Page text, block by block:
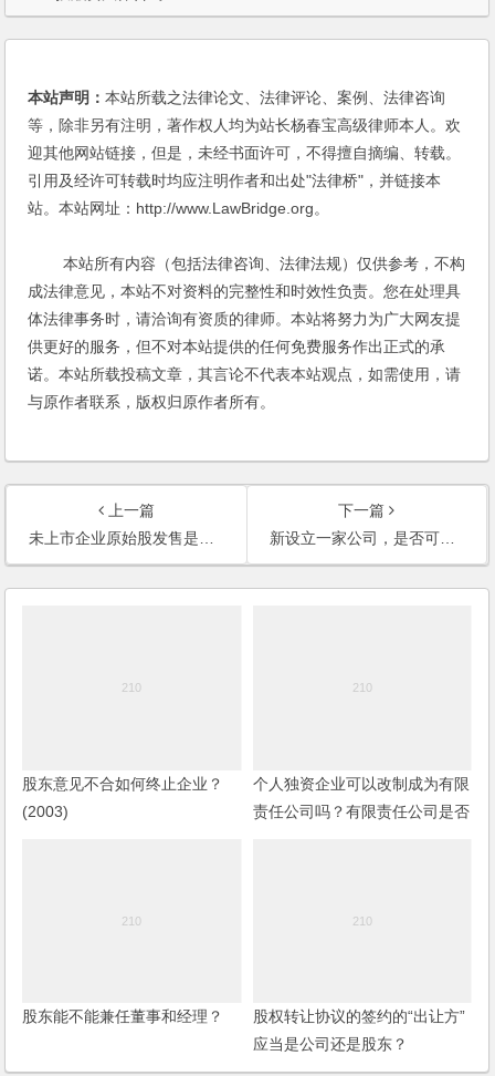
本站声明：本站所载之法律论文、法律评论、案例、法律咨询
等，除非另有注明，著作权人均为站长杨春宝高级律师本人。欢
迎其他网站链接，但是，未经书面许可，不得擅自摘编、转载。
引用及经许可转载时均应注明作者和出处"法律桥"，并链接本
站。本站网址：http://www.LawBridge.org。
本站所有内容（包括法律咨询、法律法规）仅供参考，不构
成法律意见，本站不对资料的完整性和时效性负责。您在处理具
体法律事务时，请洽询有资质的律师。本站将努力为广大网友提
供更好的服务，但不对本站提供的任何免费服务作出正式的承
诺。本站所载投稿文章，其言论不代表本站观点，如需使用，请
与原作者联系，版权归原作者所有。
上一篇
未上市企业原始股发售是否合法？受诈骗，如何维权？
下一篇
新设立一家公司，是否可以在全体股东同意的情况下用公司的资金投资股市？
股东意见不合如何终止企业？
(2003)
个人独资企业可以改制成为有限
责任公司吗？有限责任公司是否
股东能不能兼任董事和经理？
股权转让协议的签约的“出让方”
应当是公司还是股东？